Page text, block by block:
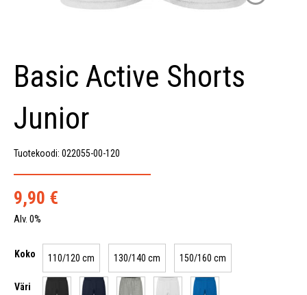
Basic Active Shorts
Junior
Tuotekoodi: 022055-00-120
9,90 €
Alv. 0%
Koko 110/120 cm 130/140 cm 150/160 cm
Väri